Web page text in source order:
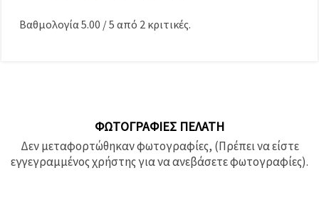
Βαθμολογία 5.00 /5 από 2 κριτικές.
ΦΩΤΟΓΡΑΦΊΕΣ ΠΕΛΆΤΗ
Δεν μεταφορτώθηκαν φωτογραφίες, (Πρέπει να είστε
εγγεγραμμένος χρήστης για να ανεβάσετε φωτογραφίες).